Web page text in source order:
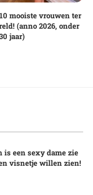
mooiste vrouwen ter
(anno 2026, onder
jaar)
is een sexy dame zie
visnetje willen zien!